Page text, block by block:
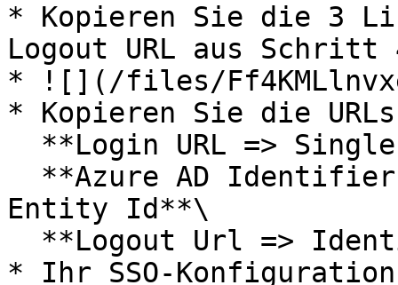
* Kopieren Sie die 3
Logout URL aus
* ![](/files/
* Kopieren Sie die
Entity Id**\
* Ihr SSO-